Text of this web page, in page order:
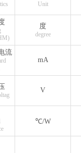
Unit
度
degree
流
mA
V
℃/W